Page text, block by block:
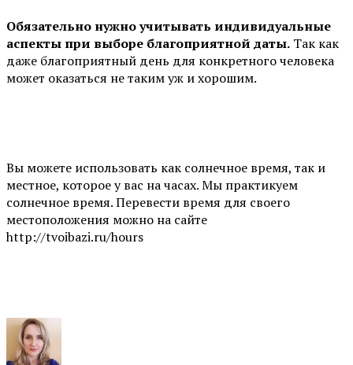
Обязательно нужно учитывать индивидуальные
аспекты при выборе благоприятной даты. Так как
даже благоприятный день для конкретного человека
может оказаться не таким уж и хорошим.
Вы можете использовать как солнечное время, так и
местное, которое у вас на часах. Мы практикуем
солнечное время. Перевести время для своего
местоположения можно на сайте
http://tvoibazi.ru/hours